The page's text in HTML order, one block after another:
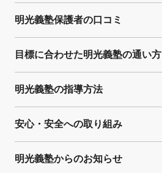
明光義塾保護者の口コミ
目標に合わせた明光義塾の通い方
明光義塾の指導方法
安心・安全への取り組み
明光義塾からのお知らせ